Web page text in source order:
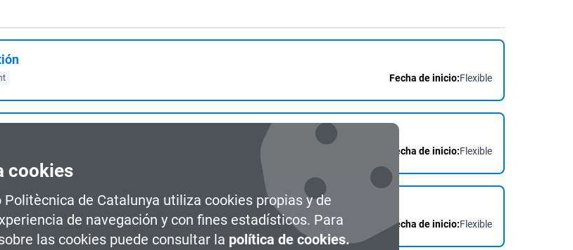
cookies
de Catalunya utiliza cookies propias y de
de navegación y con fines estadísticos. Para
las cookies puede consultar la política de cookies.
Fecha de inicio:Flexible
Inferior
Fecha de inicio:Flexible
Fecha de inicio:Flexible